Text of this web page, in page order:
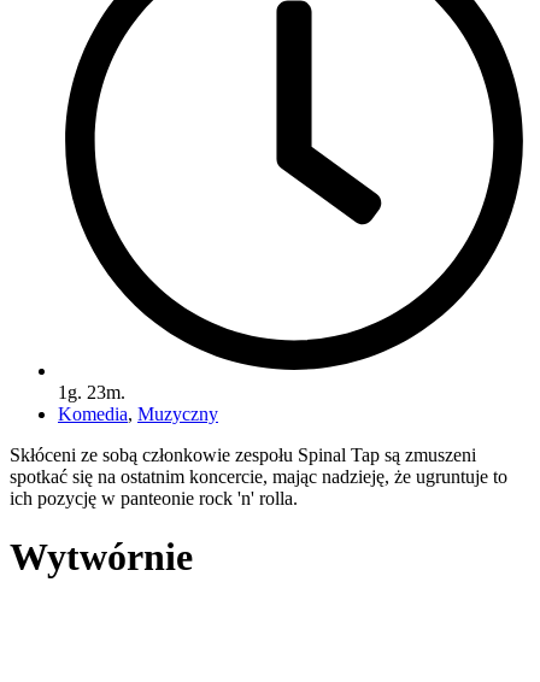
1g. 23m.
Komedia, Muzyczny
Skłóceni ze sobą członkowie zespołu Spinal Tap są zmuszeni
spotkać się na ostatnim koncercie, mając nadzieję, że ugruntuje to
ich pozycję w panteonie rock 'n' rolla.
Wytwórnie